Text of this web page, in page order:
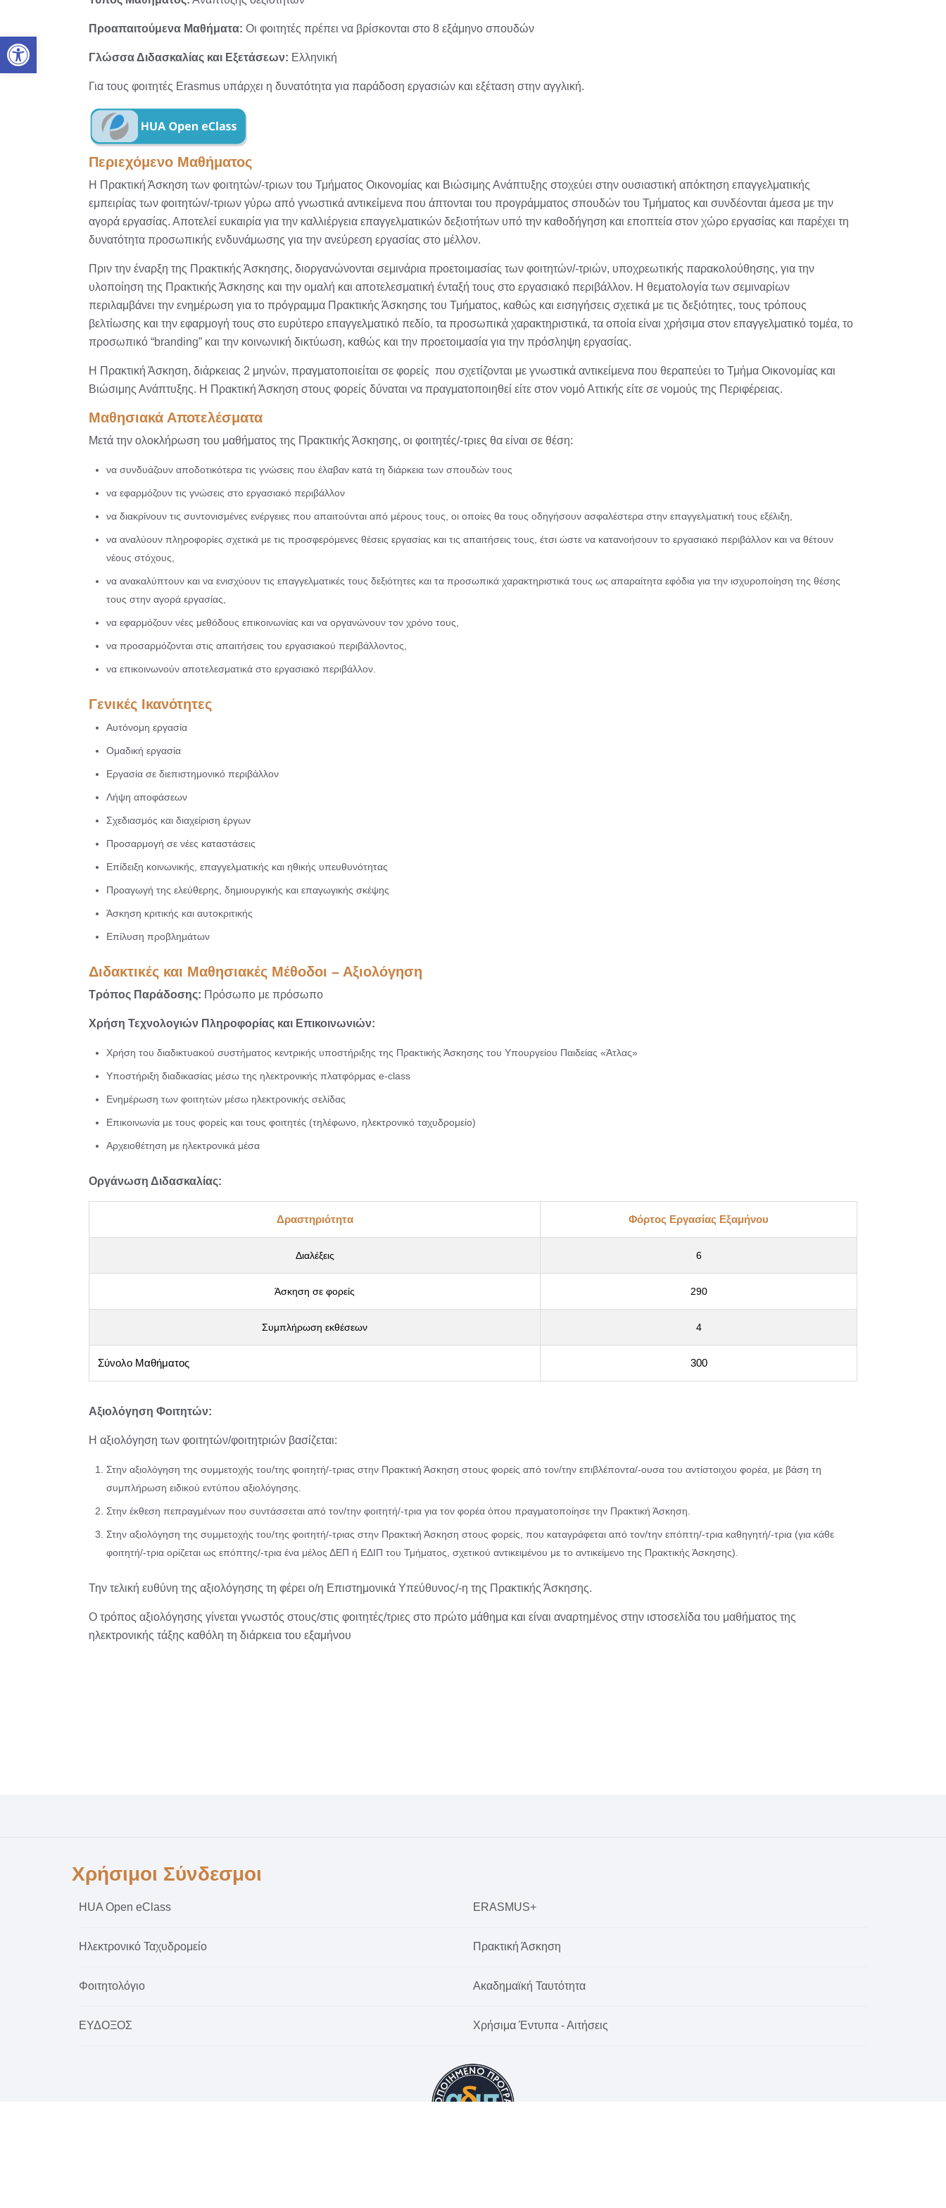
Ανοίξτε τη γραμμή εργαλείων
Προαπαιτούμενα Μαθήματα: Οι φοιτητές πρέπει να βρίσκονται στο 8 εξάμηνο σπουδών
Γλώσσα Διδασκαλίας και Εξετάσεων: Ελληνική
Για τους φοιτητές Erasmus υπάρχει η δυνατότητα για παράδοση εργασιών και εξέταση στην αγγλική.
Περιεχόμενο Μαθήματος
Η Πρακτική Άσκηση των φοιτητών/-τριων του Τμήματος Οικονομίας και Βιώσιμης Ανάπτυξης στοχεύει στην ουσιαστική απόκτηση επαγγελματικής
εμπειρίας των φοιτητών/-τριων γύρω από γνωστικά αντικείμενα που άπτονται του προγράμματος σπουδών του Τμήματος και συνδέονται άμεσα με την
αγορά εργασίας. Αποτελεί ευκαιρία για την καλλιέργεια επαγγελματικών δεξιοτήτων υπό την καθοδήγηση και εποπτεία στον χώρο εργασίας και παρέχει τη
δυνατότητα προσωπικής ενδυνάμωσης για την ανεύρεση εργασίας στο μέλλον.
Πριν την έναρξη της Πρακτικής Άσκησης, διοργανώνονται σεμινάρια προετοιμασίας των φοιτητών/-τριών, υποχρεωτικής παρακολούθησης, για την
υλοποίηση της Πρακτικής Άσκησης και την ομαλή και αποτελεσματική ένταξή τους στο εργασιακό περιβάλλον. Η θεματολογία των σεμιναρίων
περιλαμβάνει την ενημέρωση για το πρόγραμμα Πρακτικής Άσκησης του Τμήματος, καθώς και εισηγήσεις σχετικά με τις δεξιότητες, τους τρόπους
βελτίωσης και την εφαρμογή τους στο ευρύτερο επαγγελματικό πεδίο, τα προσωπικά χαρακτηριστικά, τα οποία είναι χρήσιμα στον επαγγελματικό τομέα, το
προσωπικό “branding” και την κοινωνική δικτύωση, καθώς και την προετοιμασία για την πρόσληψη εργασίας.
Η Πρακτική Άσκηση, διάρκειας 2 μηνών, πραγματοποιείται σε φορείς που σχετίζονται με γνωστικά αντικείμενα που θεραπεύει το Τμήμα Οικονομίας και
Βιώσιμης Ανάπτυξης. Η Πρακτική Άσκηση στους φορείς δύναται να πραγματοποιηθεί είτε στον νομό Αττικής είτε σε νομούς της Περιφέρειας.
Μαθησιακά Αποτελέσματα
Μετά την ολοκλήρωση του μαθήματος της Πρακτικής Άσκησης, οι φοιτητές/-τριες θα είναι σε θέση:
να συνδυάζουν αποδοτικότερα τις γνώσεις που έλαβαν κατά τη διάρκεια των σπουδών τους
να εφαρμόζουν τις γνώσεις στο εργασιακό περιβάλλον
να διακρίνουν τις συντονισμένες ενέργειες που απαιτούνται από μέρους τους, οι οποίες θα τους οδηγήσουν ασφαλέστερα στην επαγγελματική τους εξέλιξη,
να αναλύουν πληροφορίες σχετικά με τις προσφερόμενες θέσεις εργασίας και τις απαιτήσεις τους, έτσι ώστε να κατανοήσουν το εργασιακό περιβάλλον και να θέτουν
νέους στόχους,
να ανακαλύπτουν και να ενισχύουν τις επαγγελματικές τους δεξιότητες και τα προσωπικά χαρακτηριστικά τους ως απαραίτητα εφόδια για την ισχυροποίηση της θέσης
τους στην αγορά εργασίας,
να εφαρμόζουν νέες μεθόδους επικοινωνίας και να οργανώνουν τον χρόνο τους,
να προσαρμόζονται στις απαιτήσεις του εργασιακού περιβάλλοντος,
να επικοινωνούν αποτελεσματικά στο εργασιακό περιβάλλον.
Γενικές Ικανότητες
Αυτόνομη εργασία
Ομαδική εργασία
Εργασία σε διεπιστημονικό περιβάλλον
Λήψη αποφάσεων
Σχεδιασμός και διαχείριση έργων
Προσαρμογή σε νέες καταστάσεις
Επίδειξη κοινωνικής, επαγγελματικής και ηθικής υπευθυνότητας
Προαγωγή της ελεύθερης, δημιουργικής και επαγωγικής σκέψης
Άσκηση κριτικής και αυτοκριτικής
Επίλυση προβλημάτων
Διδακτικές και Μαθησιακές Μέθοδοι – Αξιολόγηση
Τρόπος Παράδοσης: Πρόσωπο με πρόσωπο
Χρήση Τεχνολογιών Πληροφορίας και Επικοινωνιών:
Χρήση του διαδικτυακού συστήματος κεντρικής υποστήριξης της Πρακτικής Άσκησης του Υπουργείου Παιδείας «Άτλας»
Υποστήριξη διαδικασίας μέσω της ηλεκτρονικής πλατφόρμας e-class
Ενημέρωση των φοιτητών μέσω ηλεκτρονικής σελίδας
Επικοινωνία με τους φορείς και τους φοιτητές (τηλέφωνο, ηλεκτρονικό ταχυδρομείο)
Αρχειοθέτηση με ηλεκτρονικά μέσα
Οργάνωση Διδασκαλίας:
Δραστηριότητα Φόρτος Εργασίας Εξαμήνου
Διαλέξεις 6
Άσκηση σε φορείς 290
Συμπλήρωση εκθέσεων 4
Σύνολο Μαθήματος 300
Αξιολόγηση Φοιτητών:
Η αξιολόγηση των φοιτητών/φοιτητριών βασίζεται:
Στην αξιολόγηση της συμμετοχής του/της φοιτητή/-τριας στην Πρακτική Άσκηση στους φορείς από τον/την επιβλέποντα/-ουσα του αντίστοιχου φορέα, με βάση τη
συμπλήρωση ειδικού εντύπου αξιολόγησης.
Στην έκθεση πεπραγμένων που συντάσσεται από τον/την φοιτητή/-τρια για τον φορέα όπου πραγματοποίησε την Πρακτική Άσκηση.
Στην αξιολόγηση της συμμετοχής του/της φοιτητή/-τριας στην Πρακτική Άσκηση στους φορείς, που καταγράφεται από τον/την επόπτη/-τρια καθηγητή/-τρια (για κάθε
φοιτητή/-τρια ορίζεται ως επόπτης/-τρια ένα μέλος ΔΕΠ ή ΕΔΙΠ του Τμήματος, σχετικού αντικειμένου με το αντικείμενο της Πρακτικής Άσκησης).
Την τελική ευθύνη της αξιολόγησης τη φέρει ο/η Επιστημονικά Υπεύθυνος/-η της Πρακτικής Άσκησης.
Ο τρόπος αξιολόγησης γίνεται γνωστός στους/στις φοιτητές/τριες στο πρώτο μάθημα και είναι αναρτημένος στην ιστοσελίδα του μαθήματος της
ηλεκτρονικής τάξης καθόλη τη διάρκεια του εξαμήνου
Χρήσιμοι Σύνδεσμοι
HUA Open eClass
Ηλεκτρονικό Ταχυδρομείο
Φοιτητολόγιο
ΕΥΔΟΞΟΣ
ERASMUS+
Πρακτική Άσκηση
Ακαδημαϊκή Ταυτότητα
Χρήσιμα Έντυπα - Αιτήσεις